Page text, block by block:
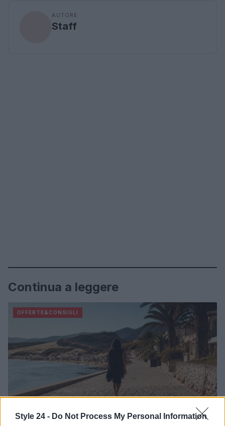
Style 24 - Do Not Process My Personal Information
AUTORE
Staff
Continua a leggere
OFFERTE&CONSIGLI